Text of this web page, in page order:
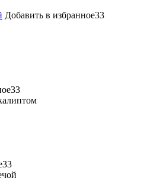
Добавить в избранное33